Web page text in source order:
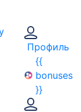
Профиль
{{
bonuses
}}